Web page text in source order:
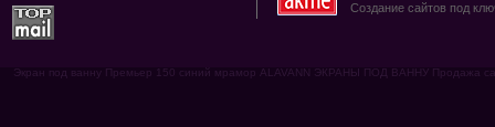
Создание сайтов под
Экран под ванну Премьер 150 синий мрамор ALAVANN ЭКРАНЫ ПОД ВАННУ Продажа